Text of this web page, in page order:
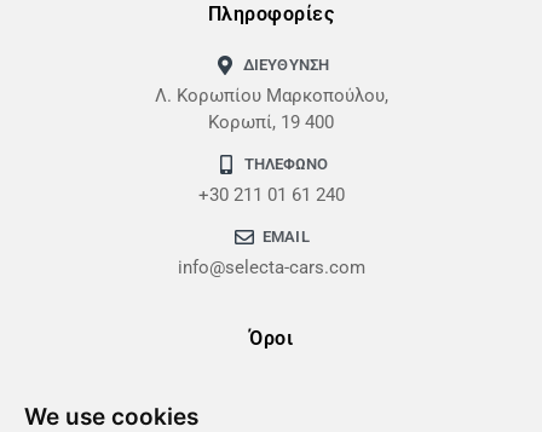
We use cookies
Πληροφορίες
ΔΙΕΥΘΥΝΣΗ
Λ. Κορωπίου Μαρκοπούλου,
Κορωπί, 19 400
ΤΗΛΕΦΩΝΟ
+30 211 01 61 240
EMAIL
info@selecta-cars.com
Όροι
Πολιτική Απορρήτου